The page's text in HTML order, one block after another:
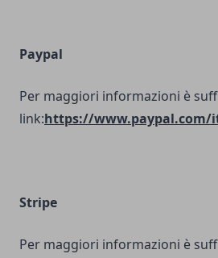
Paypal
Per maggiori informazioni è
link:https://
Stripe
Per maggiori informazioni è